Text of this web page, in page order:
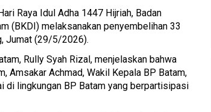
Raya Idul Adha 1447 Hijriah, Badan
(BKDI) melaksanakan penyembelihan 33
Jumat (29/5/2026).
Rully Syah Rizal, menjelaskan bahwa
Amsakar Achmad, Wakil Kepala BP Batam,
di lingkungan BP Batam yang berpartisipasi